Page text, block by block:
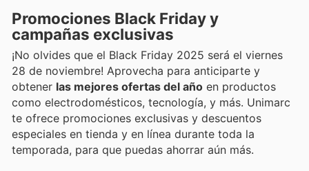
Promociones Black Friday y
campañas exclusivas
¡No olvides que el Black Friday 2025 será el viernes
28 de noviembre! Aprovecha para anticiparte y
obtener las mejores ofertas del año en productos
como electrodomésticos, tecnología, y más. Unimarc
te ofrece promociones exclusivas y descuentos
especiales en tienda y en línea durante toda la
temporada, para que puedas ahorrar aún más.